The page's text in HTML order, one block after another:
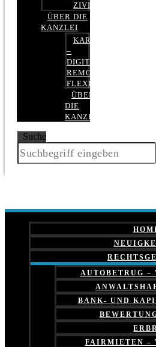
ZIVILRECHT
ÜBER DIE
KANZLEI
KARRIERE
–
DIGITAL,
REMOTE,
FLEXIBEL
ÜBER
DIE
KANZLEI
Suche
AUTOBETRUG –
BANK- UND
FAIRMIETEN –